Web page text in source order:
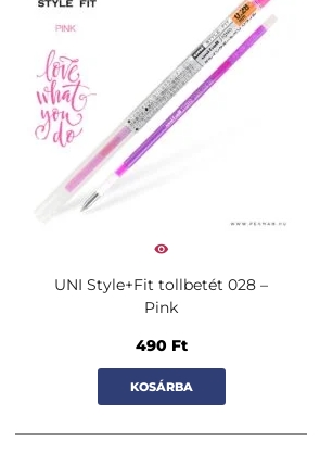
UNI Style+Fit tollbetét 028 –
Pink
490 Ft
KOSÁRBA